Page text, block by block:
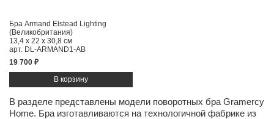
Бра Armand Elstead Lighting
(Великобритания)
13,4 x 22 x 30,8 см
арт. DL-ARMAND1-AB
19 700 ₽
В разделе представлены модели поворотных бра Gramercy
Home. Бра изготавливаются на технологичной фабрике из